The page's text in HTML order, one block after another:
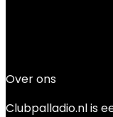
Over ons
Clubpalladio.nl is